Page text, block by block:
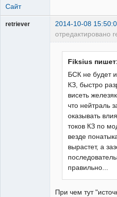
Сайт
retriever 2014-10-08
отредактировано
Fiksius
БСК не будет
КЗ, быстро
висеть
что нейтраль
оказывать
токов КЗ по
везде
вырастет, а
правильно...
При чем тут